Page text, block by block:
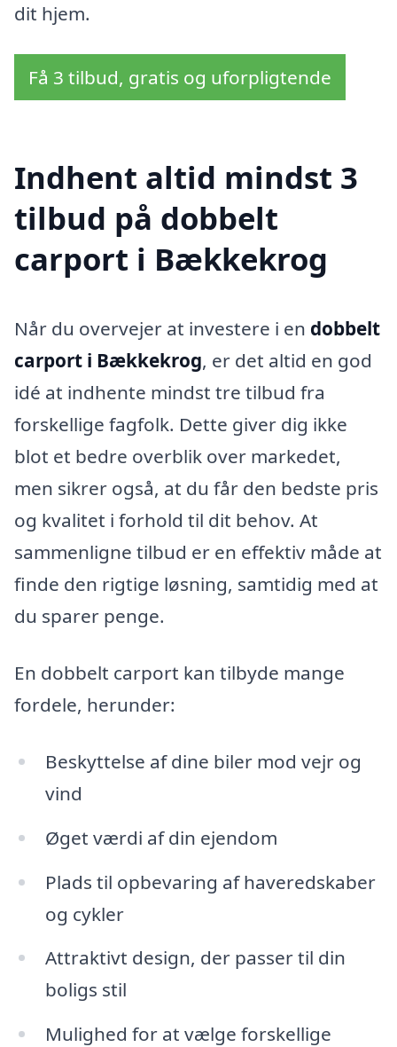
dit hjem.
Få 3 tilbud, gratis og uforpligtende
Indhent altid mindst 3
tilbud på dobbelt
carport i Bækkekrog
Når du overvejer at investere i en dobbelt
carport i Bækkekrog, er det altid en god
idé at indhente mindst tre tilbud fra
forskellige fagfolk. Dette giver dig ikke
blot et bedre overblik over markedet,
men sikrer også, at du får den bedste pris
og kvalitet i forhold til dit behov. At
sammenligne tilbud er en effektiv måde at
finde den rigtige løsning, samtidig med at
du sparer penge.
En dobbelt carport kan tilbyde mange
fordele, herunder:
Beskyttelse af dine biler mod vejr og
vind
Øget værdi af din ejendom
Plads til opbevaring af haveredskaber
og cykler
Attraktivt design, der passer til din
boligs stil
Mulighed for at vælge forskellige